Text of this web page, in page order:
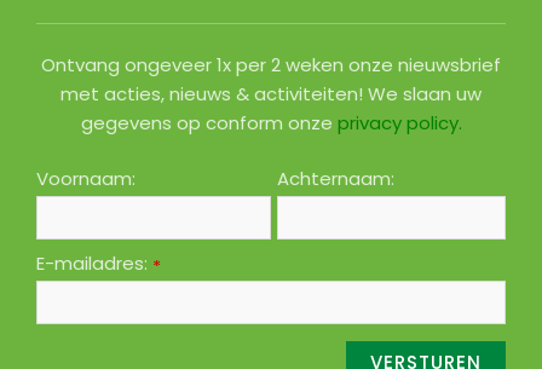
Ontvang ongeveer 1x per 2 weken onze nieuwsbrief
met acties, nieuws & activiteiten! We slaan uw
gegevens op conform onze privacy policy.
Voornaam: Achternaam:
E-mailadres: *